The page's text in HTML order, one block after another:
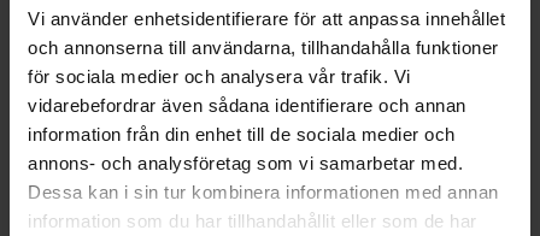
Vi använder enhetsidentifierare för att anpassa innehållet
och annonserna till användarna, tillhandahålla funktioner
för sociala medier och analysera vår trafik. Vi
vidarebefordrar även sådana identifierare och annan
information från din enhet till de sociala medier och
annons- och analysföretag som vi samarbetar med.
Dessa kan i sin tur kombinera informationen med annan
information som du har tillhandahållit eller som de har
salottisipulit kokonaisiksi, jos ne ovat pieniä.
(Keltasipulin voi paloitella reiluiksi lohkoiksi.) Leikkaa
herkkusienet neljänneksiksi. Kuutioi liha
juureskuutioiden kokoisiksi.
Sulata rasva padassa, kunnes se melkein ruskistuu.
Ruskista liha. Lisää liha muutamassa erässä, jotta pata
ei jäähdy. Näin ruskistus onnistuu paremmin. Lisää
vehnäjauhot ja sekoittele niitä hetki padassa lihojen